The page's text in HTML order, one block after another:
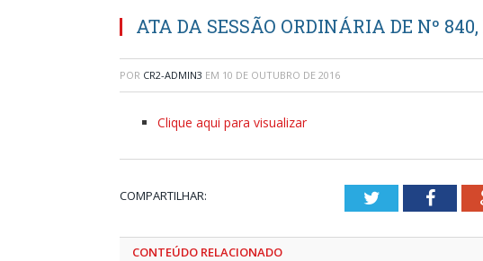
ATA DA SESSÃO ORDINÁRIA DE Nº 840,
POR CR2-ADMIN3 EM 10 DE OUTUBRO DE 2016
Clique aqui para visualizar
COMPARTILHAR: Twitter
CONTEÚDO RELACIONADO